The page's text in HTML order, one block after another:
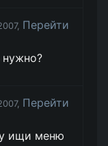
Перейти
нужно?
Перейти
ищи меню